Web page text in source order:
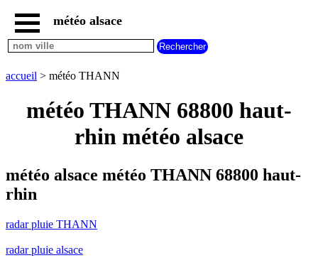
accueil
radar
THANN
météo
alsace
carte
météo
météo
météo alsace
accueil > météo THANN
météo THANN 68800 haut-
rhin météo alsace
météo alsace météo THANN 68800 haut-
rhin
radar pluie THANN
radar pluie alsace